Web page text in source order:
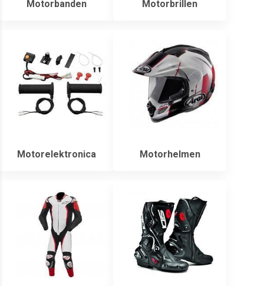
Motorbanden Motorbrillen
Motorelektronica Motorhelmen